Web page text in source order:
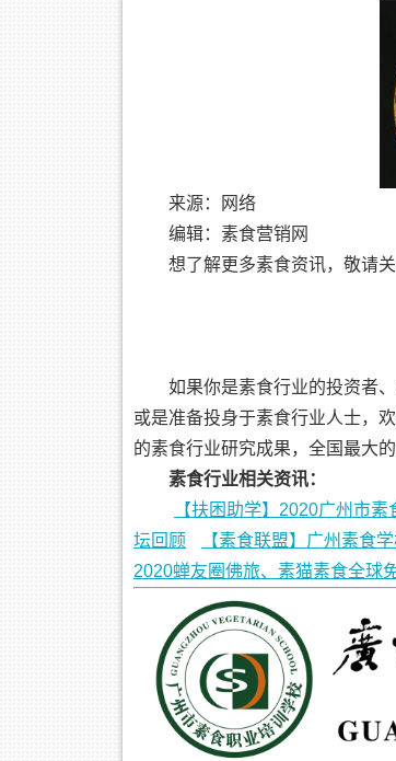
来源：网络
编辑：素食营销网
想了解更多素食资讯，敬请
如果你是素食行业的投资者
或是准备投身于素食行业人士，
的素食行业研究成果，全国最大
素食行业相关资讯：
【扶困助学】2020广州市
坛回顾
【素食联盟】广州素食
2020蝉友圈佛旅、素猫素食全球